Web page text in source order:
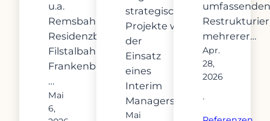
u.a.
Remsbahn,
Residenzbahn,
Filstalbahn,
Frankenbahn,
…
Mai
6,
strategischer
Projekte war
der
Einsatz
eines
Interim
Managers…
Mai
umfassenden
mehrerer…
Apr.
28,
2026
·